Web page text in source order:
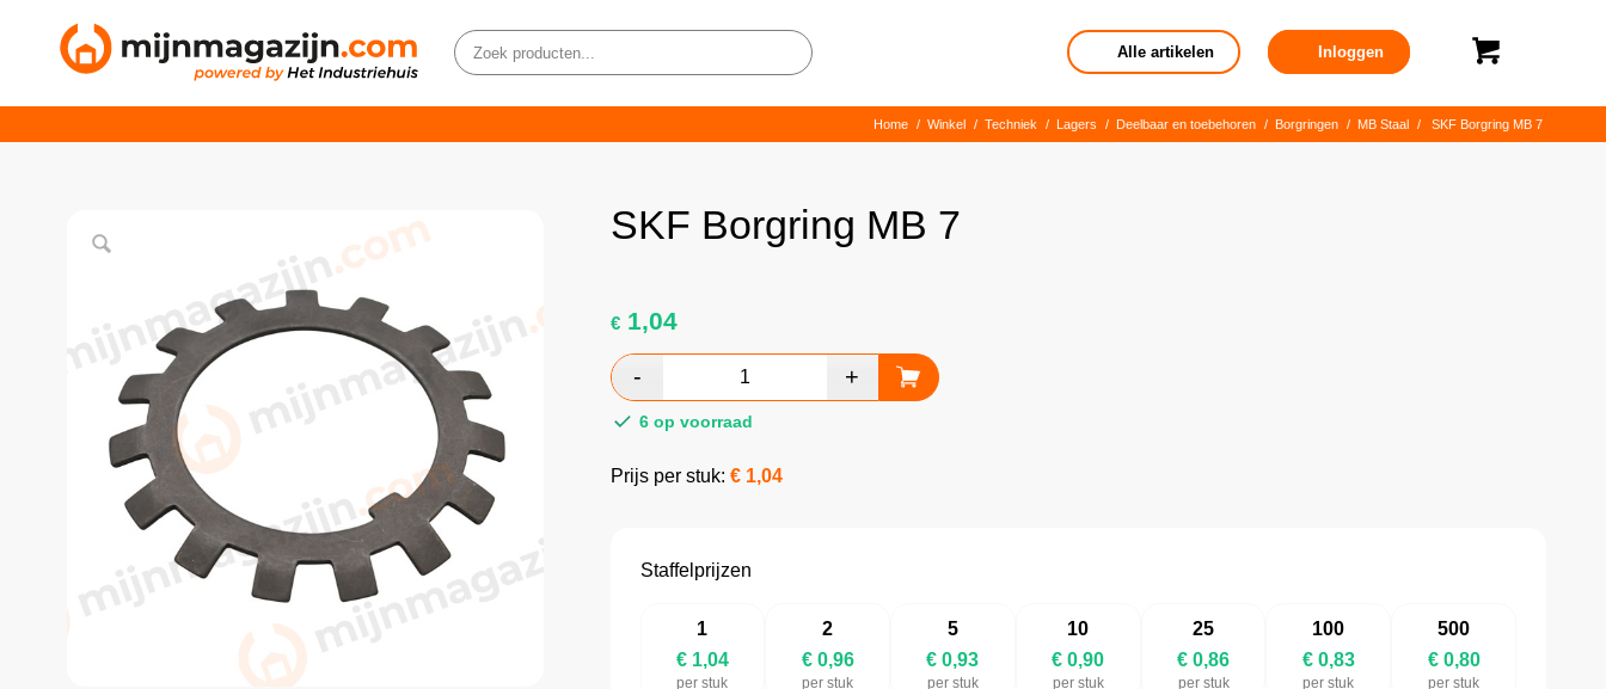
Alle artikelen Inloggen
Home / Winkel / Techniek / Lagers / Deelbaar en toebehoren / Borgringen / MB Staal / SKF Borgring MB 7
SKF Borgring MB 7
€1,04
6 op voorraad
Prijs per stuk: € 1,04
Staffelprijzen
1
€ 1,04
per stuk
2
€ 0,96
per stuk
5
€ 0,93
per stuk
10
€ 0,90
per stuk
25
€ 0,86
per stuk
100
€ 0,83
per stuk
500
€ 0,80
per stuk